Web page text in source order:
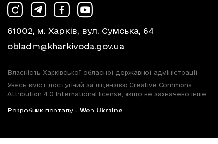
61002, м. Харків, вул. Сумська, 64
obladm@kharkivoda.gov.ua
Власність Харківської обласної державної адміністрації
Увесь вміст доступний за ліцензією Creative Commons
Attribution 4.0 International license, якщо не зазначено інше.
Розробник порталу - Web Ukraine